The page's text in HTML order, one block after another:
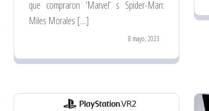
que compraron ‘Marvel’ s Spider-Man:
Miles Morales […]
8 mayo, 2023